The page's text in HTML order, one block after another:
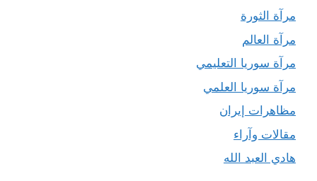
مرآة الثورة
مرآة العالم
مرآة سوريا التعليمي
مرآة سوريا العلمي
مظاهرات إيران
مقالات وآراء
هادي العبد الله